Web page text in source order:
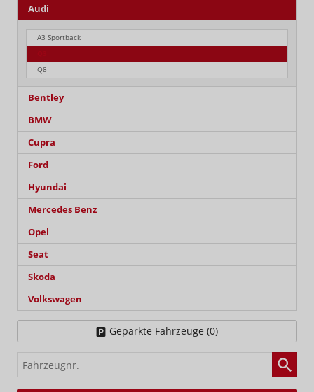
Audi
A3 Sportback
Q8
Bentley
BMW
Cupra
Ford
Hyundai
Mercedes Benz
Opel
Seat
Skoda
Volkswagen
Geparkte Fahrzeuge (0)
Fahrzeugnr.